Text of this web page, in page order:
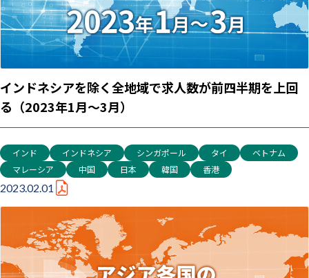
インドネシアを除く全地域で求人数が前四半期を上回
る（2023年1月～3月）
インド インドネシア シンガポール タイ
ベトナム
マレーシア
中国 日本 韓国 香港
2023.02.01